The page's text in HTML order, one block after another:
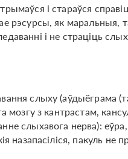
і стараўся
рэсурсы, як
і не страціць
слыху (аўдыёграма
мозгу з кантрастам,
слыхавога нерва):
назапасіліся, пакуль не